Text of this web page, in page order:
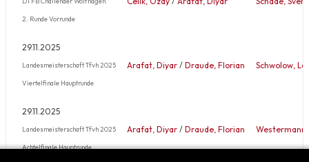
2. Runde Vorrunde
29.11.2025
Landesmeisterschaft Tfvh 2025
Viertelfinale Hauptrunde
Arafat, Diyar / Draude, Florian Schwolow,
29.11.2025
Landesmeisterschaft Tfvh 2025
Achtelfinale Hauptrunde
Arafat, Diyar / Draude, Florian